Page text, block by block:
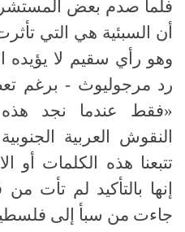
فلما صدم بعض
أن السبئية هي التي
وهو رأي سقيم لا يؤيده
رد مرجوليوث - برغم
«فقط عندما نجد هذه
النقوش العربية
تتبعنا هذه الكلمات أو
إنها بالتأكيد لم تأت
جاءت من سبأ إلى